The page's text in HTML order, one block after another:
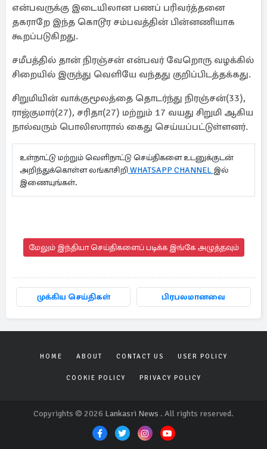
என்பவருக்கு இடையிலான பணப் பரிவர்த்தனை
தகராறே இந்த கொடூர சம்பவத்தின் பின்னணியாக
கூறப்படுகிறது.
சமீபத்தில் தான் நிரஞ்சன் என்பவர் வேறொரு வழக்கில்
சிறையில் இருந்து வெளியே வந்தது குறிப்பிடத்தக்கது.
சிறுமியின் வாக்குமூலத்தை தொடர்ந்து நிரஞ்சன்(33),
ராஜ்குமார்(27), சரிதா(27) மற்றும் 17 வயது சிறுமி ஆகிய
நால்வரும் பொலிஸாரால் கைது செய்யப்பட்டுள்ளனர்.
உள்நாட்டு மற்றும் வெளிநாட்டு செய்திகளை உடனுக்குடன்
அறிந்துக்கொள்ள லங்காசிறி WHATSAPP CHANNEL இல்
இணையுங்கள்.
மேலும் இந்தியா செய்திகளைப் படிக்க இங்கே அழுத்தவும்
முக்கிய செய்திகள் பிரபலமானவை
HOME ABOUT CONTACT US USER POLICY
COOKIE POLICY PRIVACY POLICY
Copyrights © 2026 Lankasri News . All rights reserved.